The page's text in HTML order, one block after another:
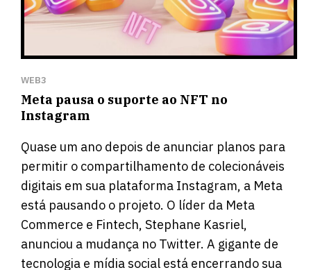
WEB3
Meta pausa o suporte ao NFT no
Instagram
Quase um ano depois de anunciar planos para
permitir o compartilhamento de colecionáveis ​​
digitais em sua plataforma Instagram, a Meta
está pausando o projeto. O líder da Meta
Commerce e Fintech, Stephane Kasriel,
anunciou a mudança no Twitter. A gigante de
tecnologia e mídia social está encerrando sua